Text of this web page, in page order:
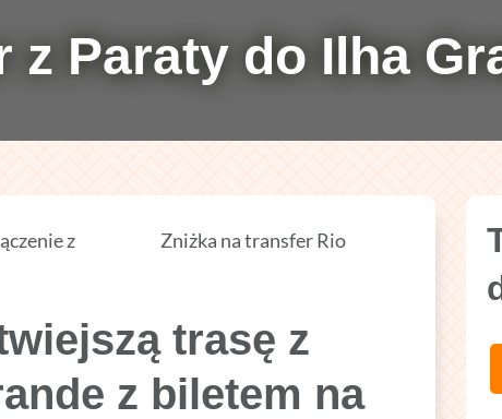
z Paraty do Ilha
z
Zniżka na transfer Rio
trasę z
z biletem na